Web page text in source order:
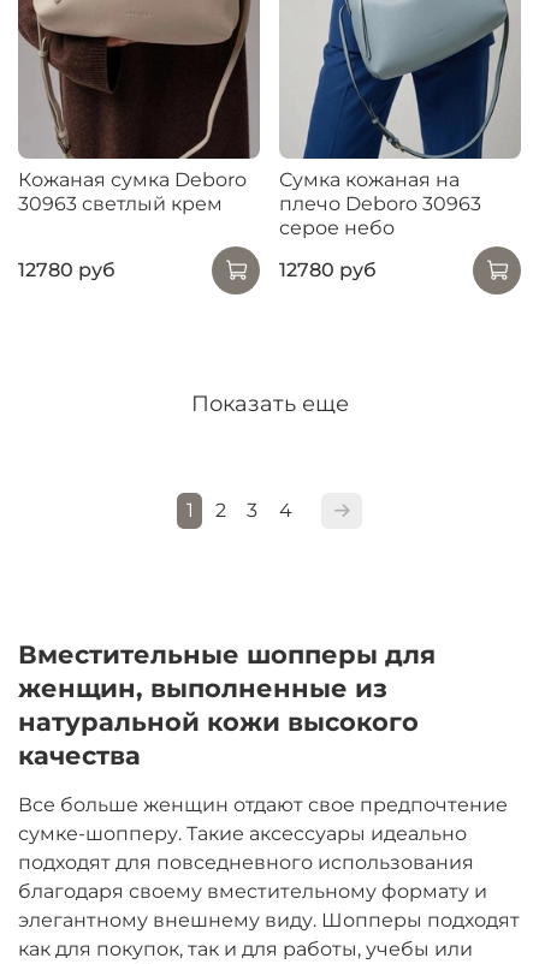
Кожаная сумка Deboro
30963 светлый крем
12780 руб
Сумка кожаная на
плечо Deboro 30963
серое небо
12780 руб
Показать еще
1 2 3 4
Вместительные шопперы для
женщин, выполненные из
натуральной кожи высокого
качества
Все больше женщин отдают свое предпочтение
сумке-шопперу. Такие аксессуары идеально
подходят для повседневного использования
благодаря своему вместительному формату и
элегантному внешнему виду. Шопперы подходят
как для покупок, так и для работы, учебы или